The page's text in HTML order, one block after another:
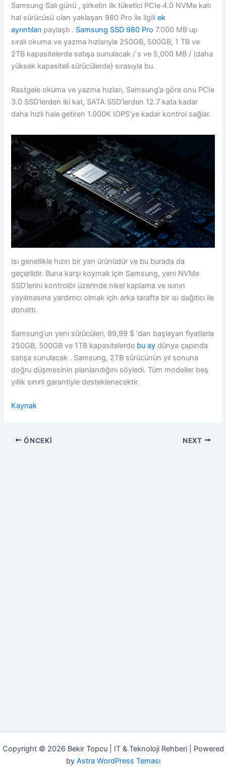
Samsung Salı günü , şirketin ilk tüketici PCIe 4.0 NVMe katı
hal sürücüsü olan yaklaşan 980 Pro ile ilgiliek
ayrıntıları paylaştı . Samsung SSD 980 Pro 7.000 MB up
sıralı okuma ve yazma hızlarıyla 250GB, 500GB, 1 TB ve
2TB kapasitelerde satışa sunulacak / s ve 5,000 MB / (daha
yüksek kapasiteli sürücülerde) sırasıyla bu.
Rastgele okuma ve yazma hızları, Samsung’a göre onu PCIe
3.0 SSD’lerden iki kat, SATA SSD’lerden 12.7 kata kadar
daha hızlı hale getiren 1.000K IOPS’ye kadar kontrol sağlar.
Isı genellikle hızın bir yan ürünüdür ve bu burada da
geçerlidir. Buna karşı koymak için Samsung, yeni NVMe
SSD’lerini kontrolör üzerinde nikel kaplama ve ısının
yayılmasına yardımcı olmak için arka tarafta bir ısı dağıtıcı ile
donattı.
Samsung’un yeni sürücüleri, 89,99 $ ‘dan başlayan fiyatlarla
250GB, 500GB ve 1TB kapasitelerde bu ay dünya çapında
satışa sunulacak . Samsung, 2TB sürücünün yıl sonuna
doğru düşmesinin planlandığını söyledi. Tüm modeller beş
yıllık sınırlı garantiyle desteklenecektir.
Kaynak
ÖNCEKI NEXT
Copyright © 2026 Bekir Topcu | IT & Teknoloji Rehberi | Powered
by Astra WordPress Teması